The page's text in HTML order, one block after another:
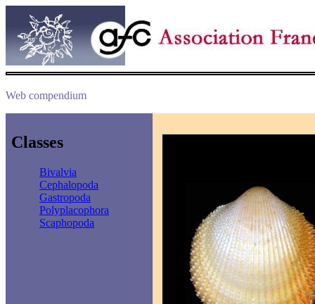
Web compendium
Classes
Bivalvia
Cephalopoda
Gastropoda
Polyplacophora
Scaphopoda